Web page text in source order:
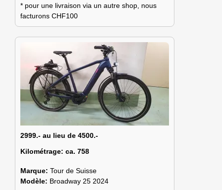
* pour une livraison via un autre shop, nous
facturons CHF100
2999.- au lieu de 4500.-
Kilométrage: ca. 758
Marque: Tour de Suisse
Modèle: Broadway 25 2024